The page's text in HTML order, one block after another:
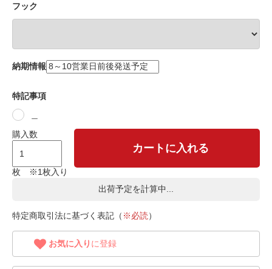
フック
納期情報
特記事項
購入数
枚 ※1枚入り
カートに入れる
出荷予定を計算中...
特定商取引法に基づく表記（ ※必読）
お気に入り に登録